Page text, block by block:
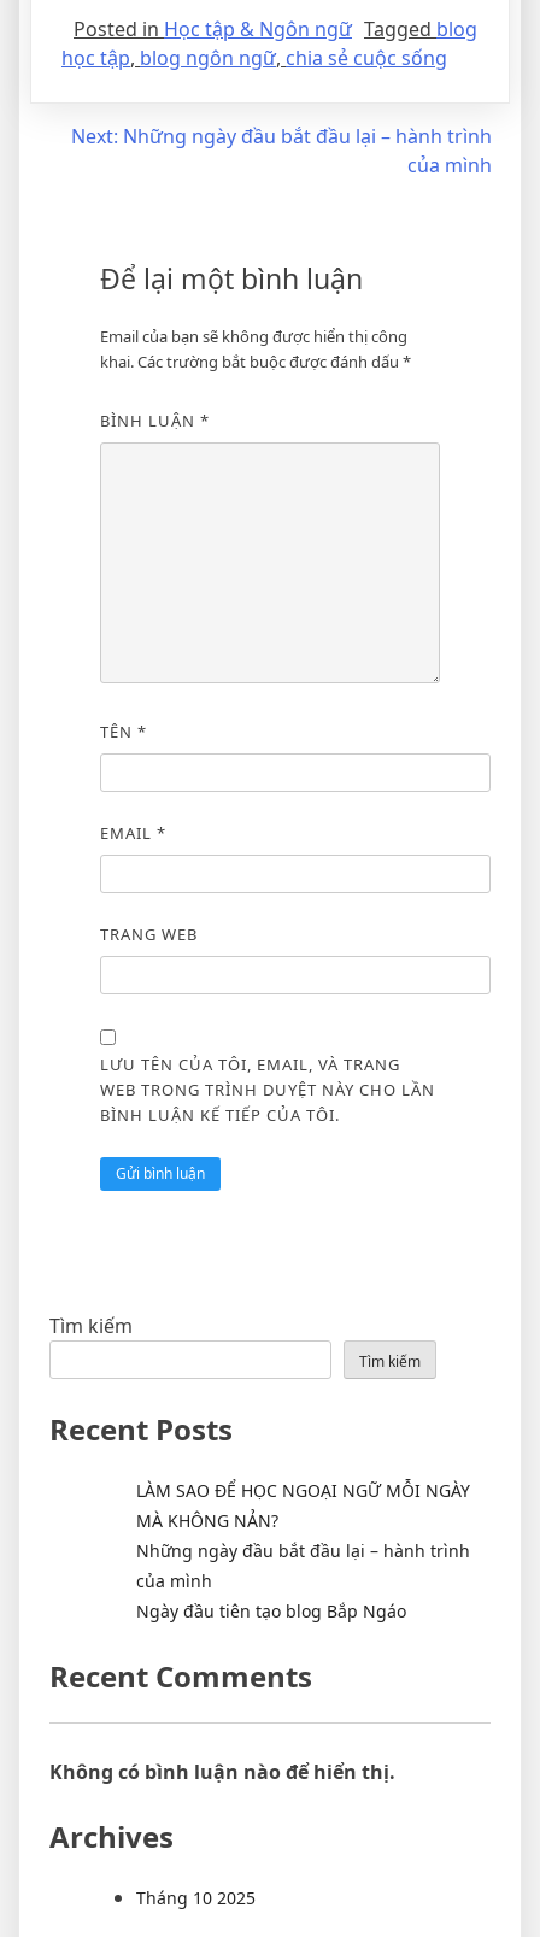
Posted in Học tập & Ngôn ngữ Tagged blog
học tập, blog ngôn ngữ, chia sẻ cuộc sống
Next: Những ngày đầu bắt đầu lại – hành trình
của mình
Để lại một bình luận
Email của bạn sẽ không được hiển thị công
khai.Các trường bắt buộc được đánh dấu *
BÌNH LUẬN *
TÊN *
EMAIL *
TRANG WEB
LƯU TÊN CỦA TÔI, EMAIL, VÀ TRANG
WEB TRONG TRÌNH DUYỆT NÀY CHO LẦN
BÌNH LUẬN KẾ TIẾP CỦA TÔI.
Tìm kiếm
Tìm kiếm
Recent Posts
LÀM SAO ĐỂ HỌC NGOẠI NGỮ MỖI NGÀY
MÀ KHÔNG NẢN?
Những ngày đầu bắt đầu lại – hành trình
của mình
Ngày đầu tiên tạo blog Bắp Ngáo
Recent Comments
Không có bình luận nào để hiển thị.
Archives
Tháng 10 2025